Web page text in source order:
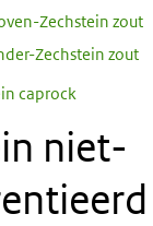
Zechstein zout
Zechstein zout
caprock
niet-